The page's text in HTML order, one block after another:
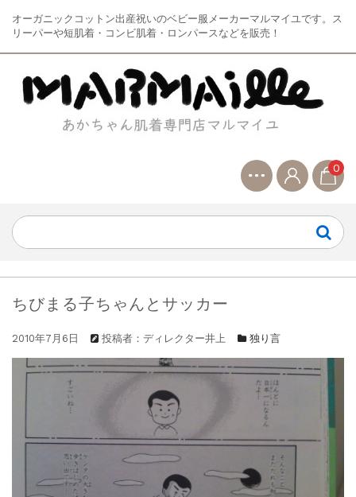
オーガニックコットン出産祝いのベビー服メーカーマルマイユです。ス
リーパーや短肌着・コンビ肌着・ロンパースなどを販売！
0
ちびまる子ちゃんとサッカー
2010年7月6日 投稿者：ディレクター井上 独り言